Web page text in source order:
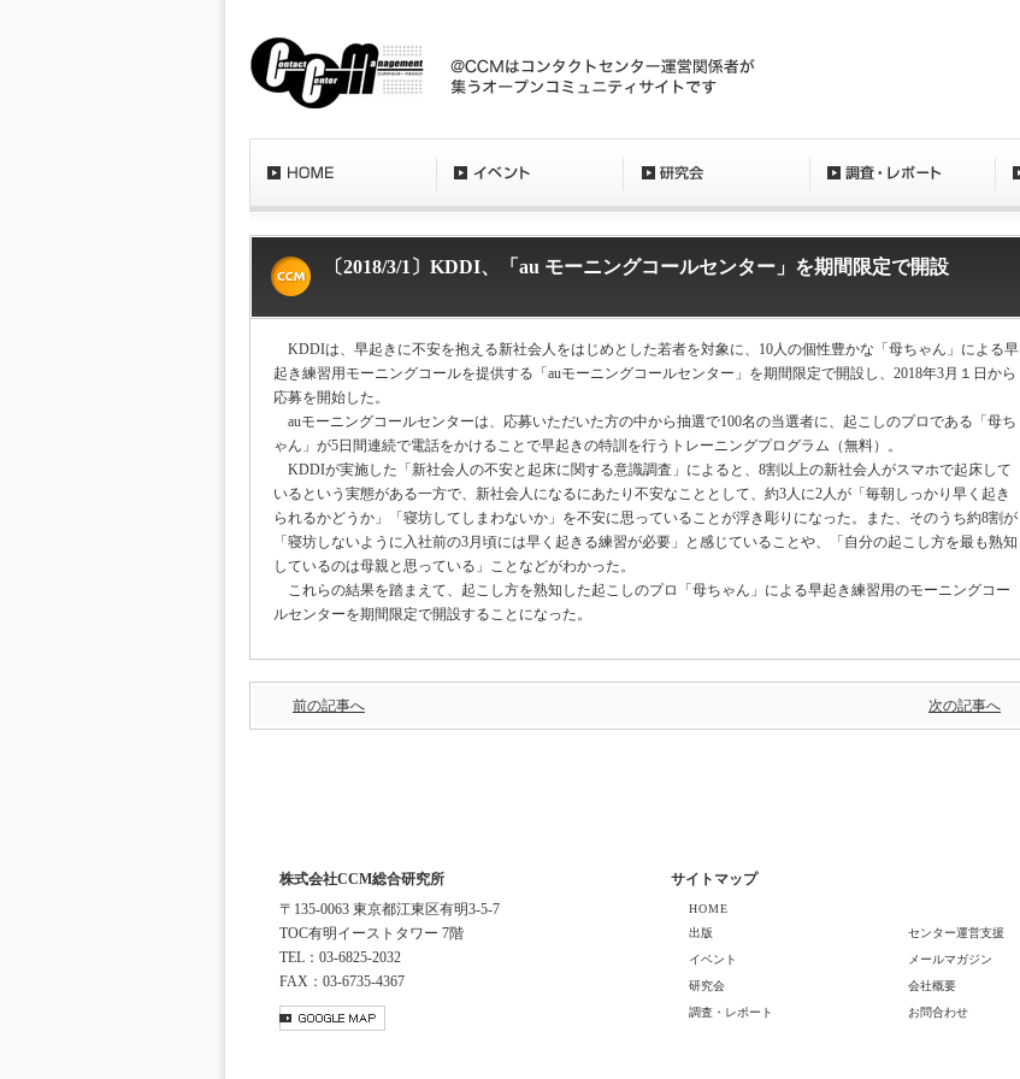
〔2018/3/1〕KDDI、「au モーニングコールセンター」を期間限定で開設
KDDIは、早起きに不安を抱える新社会人をはじめとした若者を対象に、10人の個性豊かな「母ちゃん」による早
起き練習用モーニングコールを提供する「auモーニングコールセンター」を期間限定で開設し、2018年3月１日から
応募を開始した。
auモーニングコールセンターは、応募いただいた方の中から抽選で100名の当選者に、起こしのプロである「母ち
ゃん」が5日間連続で電話をかけることで早起きの特訓を行うトレーニングプログラム（無料）。
KDDIが実施した「新社会人の不安と起床に関する意識調査」によると、8割以上の新社会人がスマホで起床して
いるという実態がある一方で、新社会人になるにあたり不安なこととして、約3人に2人が「毎朝しっかり早く起き
られるかどうか」「寝坊してしまわないか」を不安に思っていることが浮き彫りになった。また、そのうち約8割が
「寝坊しないように入社前の3月頃には早く起きる練習が必要」と感じていることや、「自分の起こし方を最も熟知
しているのは母親と思っている」ことなどがわかった。
これらの結果を踏まえて、起こし方を熟知した起こしのプロ「母ちゃん」による早起き練習用のモーニングコー
ルセンターを期間限定で開設することになった。
前の記事へ 次の記事へ
株式会社CCM総合研究所
〒135-0063 東京都江東区有明3-5-7
TOC有明イーストタワー 7階
TEL：03-6825-2032
FAX：03-6735-4367
サイトマップ
HOME
出版
センター運営支援
イベント
メールマガジン
研究会
会社概要
調査・レポート
お問合わせ